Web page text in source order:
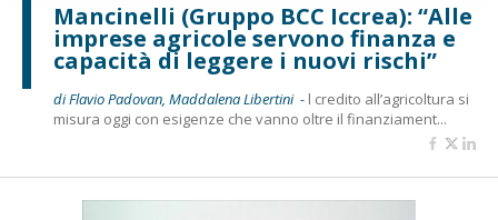
Mancinelli (Gruppo BCC Iccrea): “Alle
imprese agricole servono finanza e
capacità di leggere i nuovi rischi”
di Flavio Padovan, Maddalena Libertini - l credito all’agricoltura si
misura oggi con esigenze che vanno oltre il finanziament...